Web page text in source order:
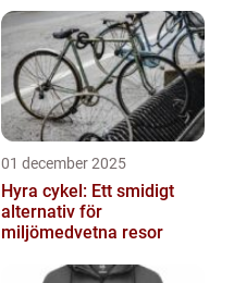
01 december 2025
Hyra cykel: Ett smidigt
alternativ för
miljömedvetna resor